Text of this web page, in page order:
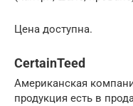
Цена доступна.
CertainTeed
Американская
продукция есть в